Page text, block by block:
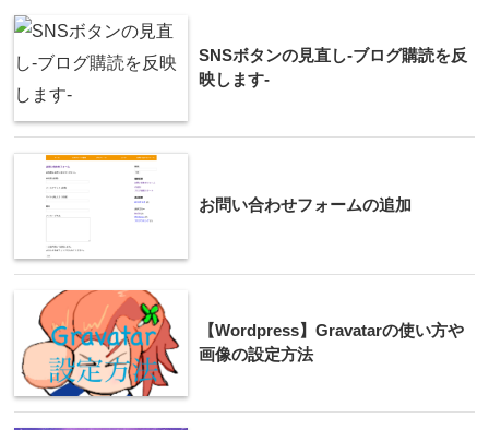
SNSボタンの見直し-ブログ購読を反
映します-
お問い合わせフォームの追加
【Wordpress】Gravatarの使い方や
画像の設定方法